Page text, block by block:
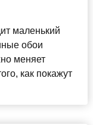
маленький
обои
меняет
как покажут